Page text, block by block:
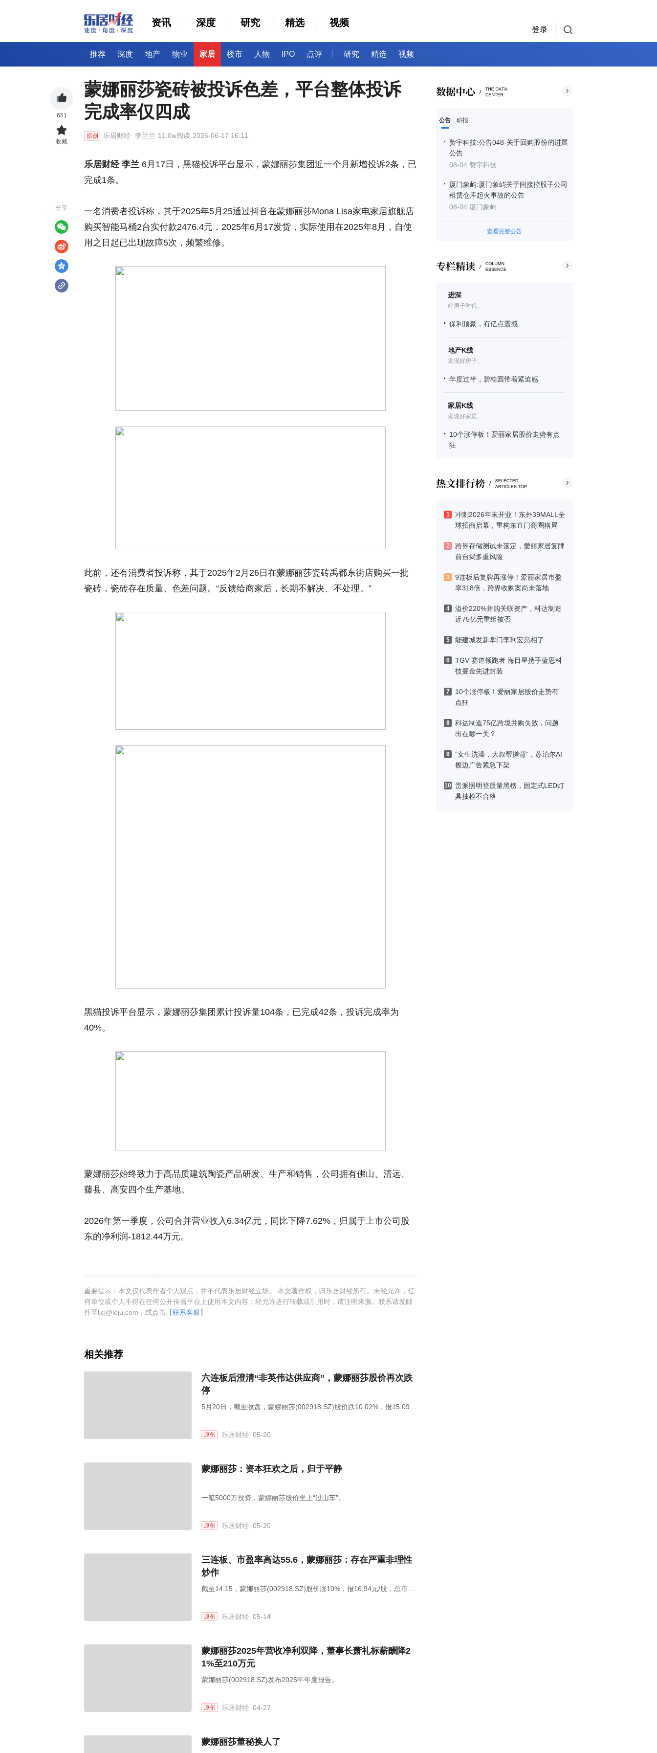
资讯 深度 研究 精选 视频
登录
推荐 深度 地产 物业 家居 楼市 人物 IPO 点评 研究 精选 视频
公告 研报
赞宇科技:公告048-关于回购股份的进展
公告
08-04 赞宇科技
厦门象屿:厦门象屿关于间接控股子公司
租赁仓库起火事故的公告
08-04 厦门象屿
查看完整公告
进深
好房子时代。
保利顶豪，有亿点震撼
地产K线
发现好房子。
年度过半，碧桂园带着紧迫感
家居K线
发现好家居。
10个涨停板！爱丽家居股价走势有点
狂
1
冲刺2026年末开业！东外39MALL全
球招商启幕，重构东直门商圈格局
2
跨界存储测试未落定，爱丽家居复牌
前自揭多重风险
3
9连板后复牌再涨停！爱丽家居市盈
率318倍，跨界收购案尚未落地
4
溢价220%并购关联资产，科达制造
近75亿元重组被否
5 能建城发新掌门李利宏亮相了
6
TGV 赛道领跑者 海目星携手蓝思科
技掘金先进封装
7
10个涨停板！爱丽家居股价走势有
点狂
8
科达制造75亿跨境并购失败，问题
出在哪一关？
9
“女生洗澡，大叔帮搓背”，苏泊尔AI
擦边广告紧急下架
10 贵派照明登质量黑榜，固定式LED灯
具抽检不合格
蒙娜丽莎瓷砖被投诉色差，平台整体投诉
完成率仅四成
原创 乐居财经 李兰兰 11.0w阅读 2026-06-17 16:11
乐居财经 李兰 6月17日，黑猫投诉平台显示，蒙娜丽莎集团近一个月新增投诉2条，已
完成1条。
一名消费者投诉称，其于2025年5月25通过抖音在蒙娜丽莎Mona Lisa家电家居旗舰店
购买智能马桶2台实付款2476.4元，2025年6月17发货，实际使用在2025年8月，自使
用之日起已出现故障5次，频繁维修。
此前，还有消费者投诉称，其于2025年2月26日在蒙娜丽莎瓷砖禹都东街店购买一批
瓷砖，瓷砖存在质量、色差问题。“反馈给商家后，长期不解决、不处理。”
黑猫投诉平台显示，蒙娜丽莎集团累计投诉量104条，已完成42条，投诉完成率为
40%。
蒙娜丽莎始终致力于高品质建筑陶瓷产品研发、生产和销售，公司拥有佛山、清远、
藤县、高安四个生产基地。
2026年第一季度，公司合并营业收入6.34亿元，同比下降7.62%，归属于上市公司股
东的净利润-1812.44万元。
重要提示：本文仅代表作者个人观点，并不代表乐居财经立场。 本文著作权，归乐居财经所有。未经允许，任
何单位或个人不得在任何公开传播平台上使用本文内容；经允许进行转载或引用时，请注明来源。联系请发邮
件至ljcj@leju.com，或点击【联系客服】
相关推荐
六连板后澄清“非英伟达供应商”，蒙娜丽莎股价再次跌
停
5月20日，截至收盘，蒙娜丽莎(002918.SZ)股价跌10.02%，报15.09
原创 乐居财经 05-20
蒙娜丽莎：资本狂欢之后，归于平静
一笔5000万投资，蒙娜丽莎股价坐上“过山车”。
原创 乐居财经 05-20
三连板、市盈率高达55.6，蒙娜丽莎：存在严重非理性
炒作
截至14:15，蒙娜丽莎(002918.SZ)股价涨10%，报16.94元/股，总市值
原创 乐居财经 05-14
蒙娜丽莎2025年营收净利双降，董事长萧礼标薪酬降2
1%至210万元
蒙娜丽莎(002918.SZ)发布2025年年度报告。
原创 乐居财经 04-27
蒙娜丽莎董秘换人了
651
收藏
分享